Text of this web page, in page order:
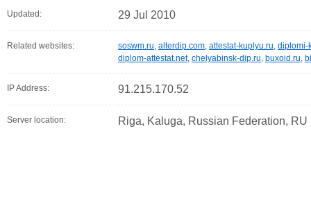
Updated: 29 Jul 2010
Related websites: soswm.ru, alterdip.com, attestat-kuplyu.ru, diplomi-
diplom-attestat.net, chelyabinsk-dip.ru, buxoid.ru,
IP Address: 91.215.170.52
Server location: Riga, Kaluga, Russian Federation, RU